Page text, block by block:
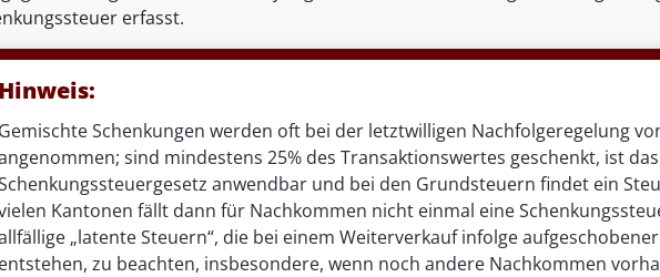
erfasst.
Hinweis:
Gemischte Schenkungen werden oft bei der letztwilligen Nachfolgeregelung
sind mindestens 25% des Transaktionswertes geschenkt, ist das
anwendbar und bei den Grundsteuern findet ein
Kantonen fällt dann für Nachkommen nicht einmal eine
„latente Steuern“, die bei einem Weiterverkauf infolge
entstehen, zu beachten, insbesondere, wenn noch andere Nachkommen